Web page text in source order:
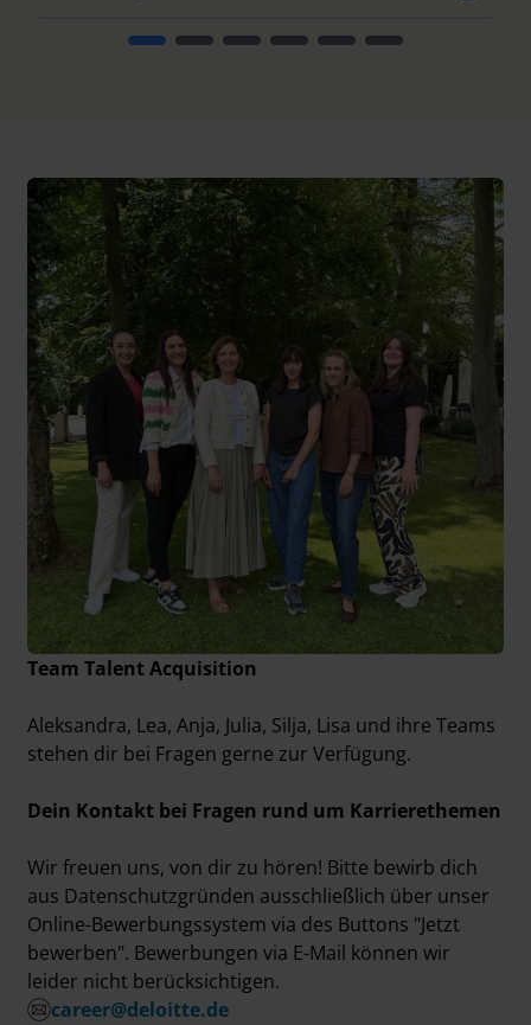
Team Talent Acquisition
Aleksandra, Lea, Anja, Julia, Silja, Lisa und ihre Teams
stehen dir bei Fragen gerne zur Verfügung.
Dein Kontakt bei Fragen rund um Karrierethemen
Wir freuen uns, von dir zu hören! Bitte bewirb dich
aus Datenschutzgründen ausschließlich über unser
Online-Bewerbungssystem via des Buttons "Jetzt
bewerben". Bewerbungen via E-Mail können wir
leider nicht berücksichtigen.
career@deloitte.de